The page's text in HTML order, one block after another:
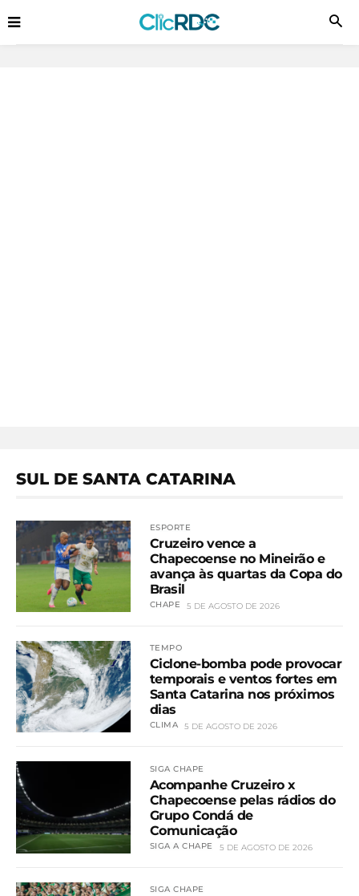
SUL DE SANTA CATARINA
ESPORTE
Cruzeiro vence a
Chapecoense no Mineirão e
avança às quartas da Copa do
Brasil
CHAPE 5 DE AGOSTO DE 2026
TEMPO
Ciclone-bomba pode provocar
temporais e ventos fortes em
Santa Catarina nos próximos
dias
CLIMA 5 DE AGOSTO DE 2026
SIGA CHAPE
Acompanhe Cruzeiro x
Chapecoense pelas rádios do
Grupo Condá de
Comunicação
SIGA A CHAPE 5 DE AGOSTO DE 2026
SIGA CHAPE